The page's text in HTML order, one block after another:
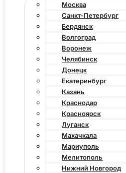
Москва
Санкт-Петербург
Бердянск
Волгоград
Воронеж
Челябинск
Донецк
Екатеринбург
Казань
Краснодар
Красноярск
Луганск
Махачкала
Мариуполь
Мелитополь
Нижний Новгород